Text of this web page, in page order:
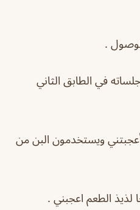
في الطابق الثاني
أعجبتني ويستخدمون البن من